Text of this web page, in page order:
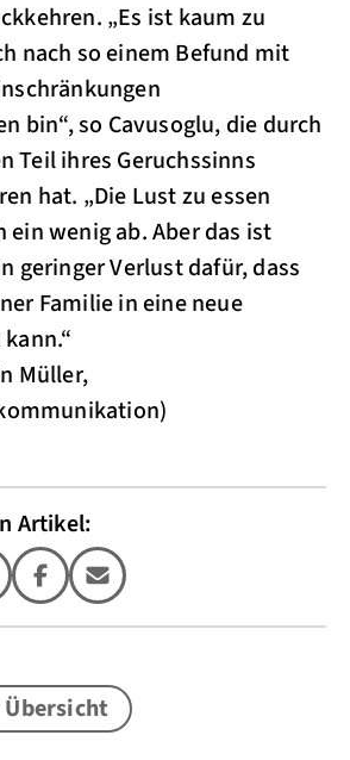
„Es ist kaum zu
nach so einem Befund mit
bin“, so Cavusoglu, die durch
Teil ihres Geruchssinns
hat. „Die Lust zu essen
wenig ab. Aber das ist
geringer Verlust dafür, dass
Familie in eine neue
Müller,
Artikel: